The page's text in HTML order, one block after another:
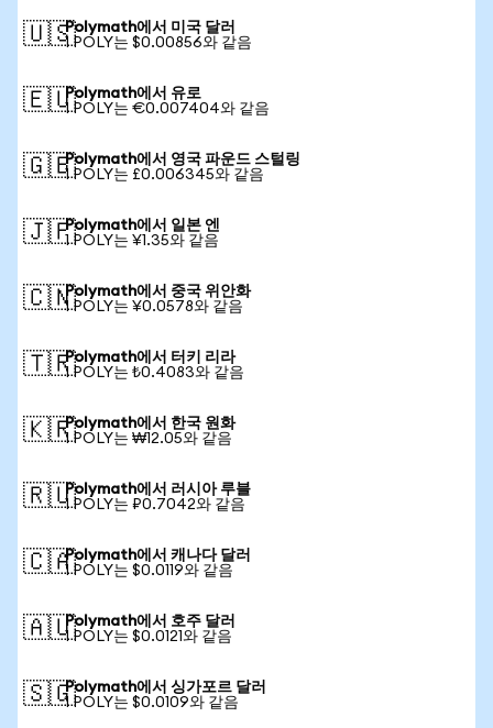
🇺🇸Polymath에서 미국 달러
1 POLY는 $0.00856와 같음
🇪🇺Polymath에서 유로
1 POLY는 €0.007404와 같음
🇬🇧Polymath에서 영국 파운드 스털링
1 POLY는 £0.006345와 같음
🇯🇵Polymath에서 일본 엔
1 POLY는 ¥1.35와 같음
🇨🇳Polymath에서 중국 위안화
1 POLY는 ¥0.0578와 같음
🇹🇷Polymath에서 터키 리라
1 POLY는 ₺0.4083와 같음
🇰🇷Polymath에서 한국 원화
1 POLY는 ₩12.05와 같음
🇷🇺Polymath에서 러시아 루블
1 POLY는 ₽0.7042와 같음
🇨🇦Polymath에서 캐나다 달러
1 POLY는 $0.0119와 같음
🇦🇺Polymath에서 호주 달러
1 POLY는 $0.0121와 같음
🇸🇬Polymath에서 싱가포르 달러
1 POLY는 $0.0109와 같음